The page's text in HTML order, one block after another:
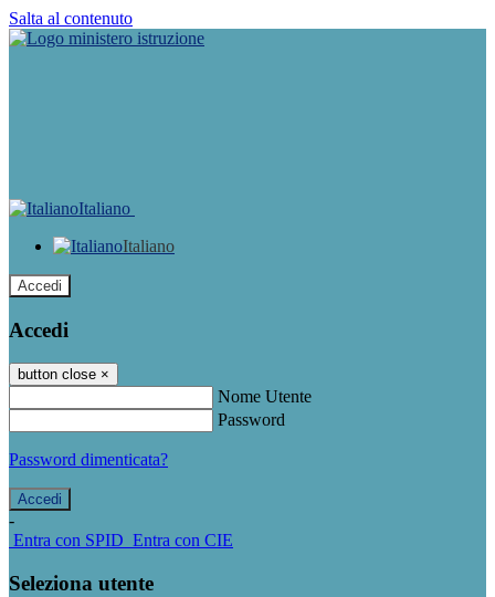
Salta al contenuto
Italiano
Italiano
Accedi
Accedi
button close ×
Nome Utente
Password
Password dimenticata?
-
Entra con SPID Entra con CIE
Seleziona utente